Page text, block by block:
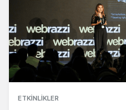
ETKINLIKLER